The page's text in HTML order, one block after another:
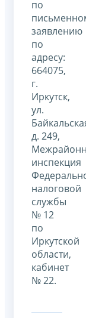
по
заявлению
по
адресу:
664075,
г.
Иркутск,
ул.
д. 249,
инспекция
налоговой
службы
№ 12
по
Иркутской
области,
кабинет
№ 22.